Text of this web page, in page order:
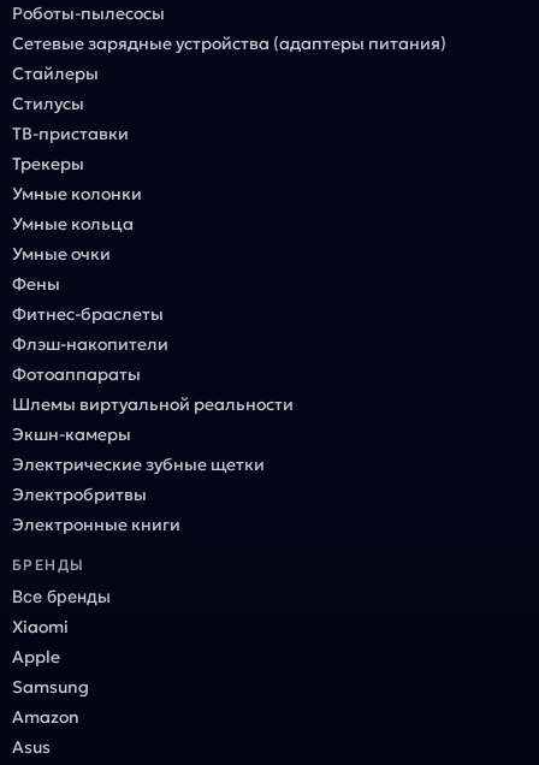
Роботы-пылесосы
Сетевые зарядные устройства (адаптеры питания)
Стайлеры
Стилусы
ТВ-приставки
Трекеры
Умные колонки
Умные кольца
Умные очки
Фены
Фитнес-браслеты
Флэш-накопители
Фотоаппараты
Шлемы виртуальной реальности
Экшн-камеры
Электрические зубные щетки
Электробритвы
Электронные книги
БРЕНДЫ
Все бренды
Xiaomi
Apple
Samsung
Amazon
Asus